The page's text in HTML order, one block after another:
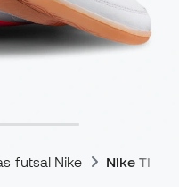
futsal Nike Nike